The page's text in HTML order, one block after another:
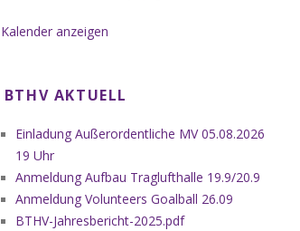
Kalender anzeigen
BTHV AKTUELL
Einladung Außerordentliche MV 05.08.2026
19 Uhr
Anmeldung Aufbau Traglufthalle 19.9/20.9
Anmeldung Volunteers Goalball 26.09
BTHV-Jahresbericht-2025.pdf